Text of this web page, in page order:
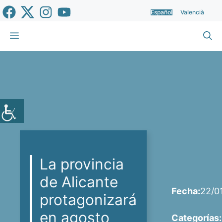
Saltar
al
contenido
Español Valencià
Menú
La provincia
de Alicante
protagonizará
en agosto
Fecha:22/
Categorías: